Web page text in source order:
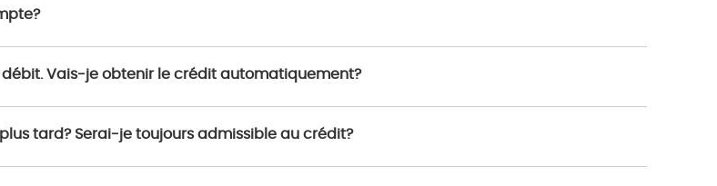
Vais-je obtenir le crédit automatiquement?
tard? Serai-je toujours admissible au crédit?